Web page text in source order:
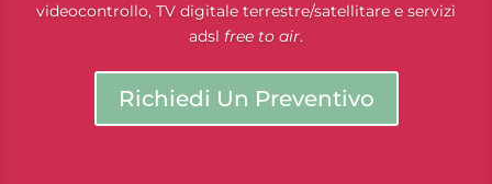
videocontrollo, TV digitale terrestre/satellitare e servizi
adsl free to air.
Richiedi Un Preventivo